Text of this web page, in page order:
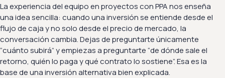
La experiencia del equipo en proyectos con PPA nos enseña
una idea sencilla: cuando una inversión se entiende desde el
flujo de caja y no solo desde el precio de mercado, la
conversación cambia. Dejas de preguntarte únicamente
“cuánto subirá” y empiezas a preguntarte “de dónde sale el
retorno, quién lo paga y qué contrato lo sostiene”. Esa es la
base de una inversión alternativa bien explicada.